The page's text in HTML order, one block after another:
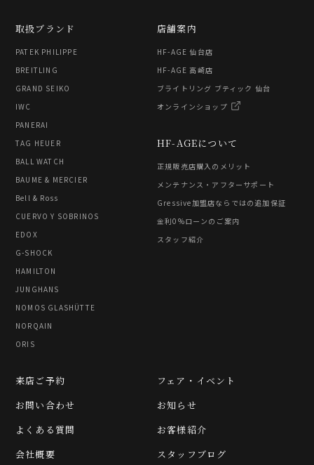
取扱ブランド
PATEK PHILIPPE
BREITLING
GRAND SEIKO
IWC
PANERAI
TAG HEUER
BALL WATCH
BAUME & MERCIER
Bell & Ross
CUERVO Y SOBRINOS
EDOX
G-SHOCK
HAMILTON
JUNGHANS
NOMOS GLASHÜTTE
NORQAIN
ORIS
HF-AGEについて
正規販売店購入のメリット
メンテナンス・アフターサポート
Gressive加盟店ならではの追加保証
金利0%ローンのご案内
スタッフ紹介
店舗案内
HF-AGE 仙台店
HF-AGE 高崎店
ブライトリング ブティック 仙台
オンラインショップ
フェア・イベント
お知らせ
お客様紹介
スタッフブログ
来店ご予約
お問い合わせ
よくある質問
会社概要